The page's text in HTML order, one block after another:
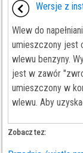
Wersje z
Wlew do
umieszczony jest
wlewu benzyny.
jest w zawór
umieszczony w
wlewu. Aby
Zobacz tez: